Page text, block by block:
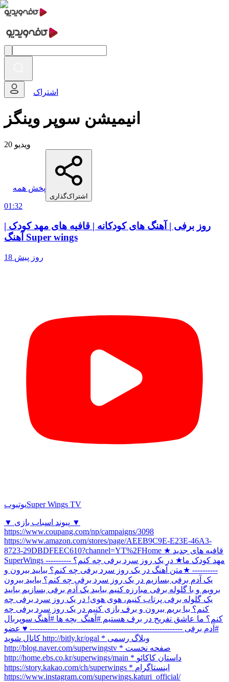
اشتراک
انیمیشن سوپر وینگز
20 ویدیو
پخش همه
اشتراک‌گذاری
01:32
روز برفی | آهنگ های کودکانه | قافیه های مهد کودک |
آهنگ Super wings
18 روز پیش
یوتیوبSuper Wings TV
▼ پیوند اسباب بازی ▼
https://www.coupang.com/np/campaigns/3098
https://www.amazon.com/stores/page/AEEB9C9E-E23E-46A3-
8723-29DBDFEEC610?channel=YT%2FHome ★ قافیه های جدید
SuperWings مهد کودک ما★ در یک روز سرد برفی چه کنم؟ ----------
---------- ★متن آهنگ در یک روز سرد برفی چه کنم؟ بیایید بیرون و
یک آدم برفی بسازیم در یک روز سرد برفی چه کنم؟ بیایید بیرون
برویم و با گلوله برفی مبارزه کنیم بیایید یک آدم برفی بسازیم بیایید
یک گلوله برفی پرتاب کنیم، هوی هوی! در یک روز سرد برفی چه
کنم؟ بیا بریم بیرون و برف بازی کنیم در یک روز سرد برفی چه
کنم؟ ما عاشق تفریح ​​در برف هستیم #آهنگ_بچه ها #آهنگ سوپربال
#آدم برفی ------------------------------------------------ ----------- ♥ عضو
کانال شوید http://bitly.kr/ogal * وبلاگ رسمی
http://blog.naver.com/superwingstv * صفحه نخست
http://home.ebs.co.kr/superwings/main * داستان کاکائو
https://story.kakao.com/ch/superwings * اینستاگرام
https://www.instagram.com/superwings.katuri_official/